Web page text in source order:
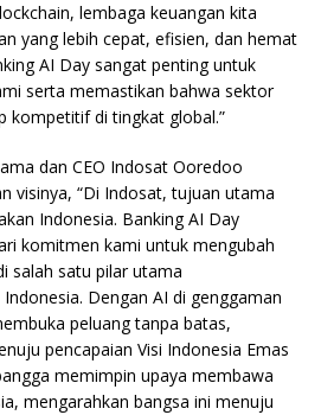
lembaga keuangan kita
yang lebih cepat, efisien, dan hemat
AI Day sangat penting untuk
serta memastikan bahwa sektor
kompetitif di tingkat global.”
dan CEO Indosat Ooredoo
visinya, “Di Indosat, tujuan utama
Indonesia. Banking AI Day
komitmen kami untuk mengubah
salah satu pilar utama
Dengan AI di genggaman
peluang tanpa batas,
pencapaian Visi Indonesia Emas
memimpin upaya membawa
mengarahkan bangsa ini menuju